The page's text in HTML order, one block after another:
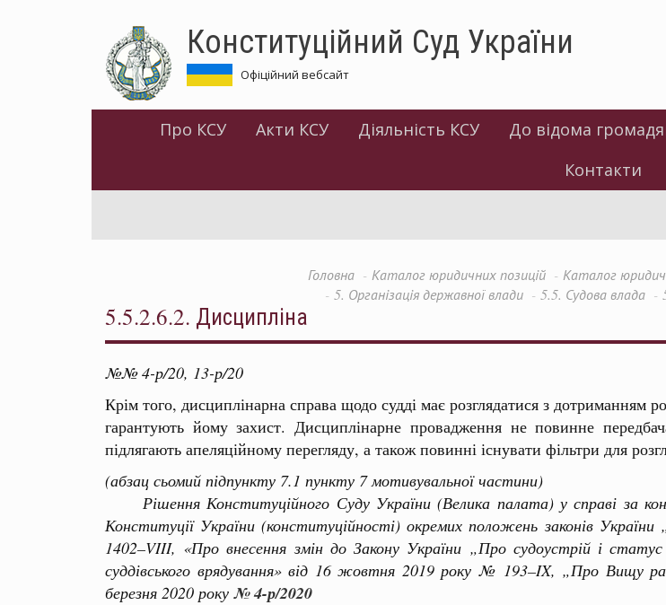
Конституційний Суд України
Офіційний вебсайт
Про КСУ Акти КСУ Діяльність КСУ До відома
Контакти
Головна Каталог юридичних позицій
Каталог
5. Організація державної влади
5.5. Судова влада
5.5.2.6.2. Дисципліна
№№ 4-р/20, 13-р/20
Крім того, дисциплінарна справа щодо судді має розглядатися з дотриманням
гарантують йому захист. Дисциплінарне провадження не повинне
підлягають апеляційному перегляду, а також повинні існувати фільтри для
(абзац сьомий підпункту 7.1 пункту 7 мотивувальноїчастини)
РішенняКонституційного СудуУкраїни(Велика палата) у справі за
КонституціїУкраїни (конституційності) окремих положень законівУкраїни
1402–VIII, «Про внесення зміндоЗакону України „Просудоустрійі статус
суддівського врядування» від 16 жовтня 2019 року № 193–IX, „Про Вищу
березня 2020 року № 4-р/2020